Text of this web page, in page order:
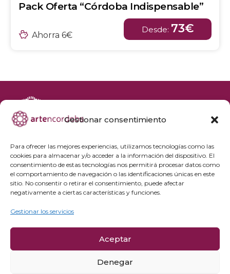
Gestionar consentimiento
Para ofrecer las mejores experiencias, utilizamos tecnologías como las
cookies para almacenar y/o acceder a la información del dispositivo. El
consentimiento de estas tecnologías nos permitirá procesar datos como
el comportamiento de navegación o las identificaciones únicas en este
sitio. No consentir o retirar el consentimiento, puede afectar
negativamente a ciertas características y funciones.
Gestionar los servicios
Aceptar
Denegar
Pack Oferta “Córdoba Indispensable”
Ahorra 6€
Desde: 73€
Agenda cultural
Preguntas frecuentes
Grupos privados
Política de privacidad
Política de cookies